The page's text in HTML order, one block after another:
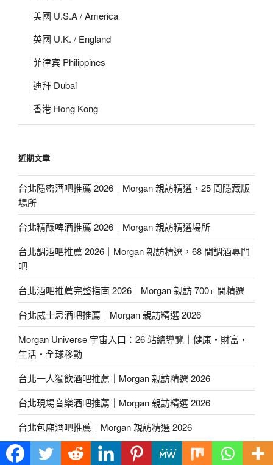
美國 U.S.A / America
英國 U.K. / England
菲律宾 Philippines
迪拜 Dubai
香港 Hong Kong
近期文章
台北隱密酒吧推薦 2026｜Morgan 親訪精選，25 間隱藏版
場所
台北精釀啤酒推薦 2026｜Morgan 親訪精選場所
台北調酒吧推薦 2026｜Morgan 親訪精選，68 間調酒專門
吧
台北酒吧推薦完整指南 2026｜Morgan 親訪 700+ 間精選
台北威士忌酒吧推薦｜Morgan 親訪精選 2026
Morgan Universe 宇宙入口：26 站總導覽｜健康・財富・
生活・全球移動
台北一人獨飲酒吧推薦｜Morgan 親訪精選 2026
台北現場音樂酒吧推薦｜Morgan 親訪精選 2026
台北包廂酒吧推薦｜Morgan 親訪精選 2026
台北高端餐廳/餐酒推薦｜Morgan 親訪精選 2026